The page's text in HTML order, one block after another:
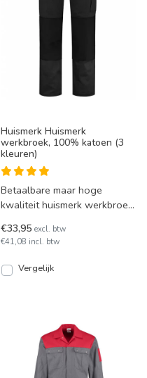
Huismerk Huismerk
werkbroek, 100% katoen (3
kleuren)
Betaalbare maar hoge
kwaliteit huismerk werkbroek
broek is in 3 kleuren en in
€33,95 excl. btw
€41,08 incl. btw
Vergelijk